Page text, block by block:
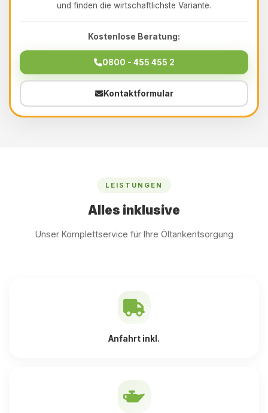
und finden die wirtschaftlichste Variante.
Kostenlose Beratung:
0800 - 455 455 2
Kontaktformular
LEISTUNGEN
Alles inklusive
Unser Komplettservice für Ihre Öltankentsorgung
Anfahrt inkl.